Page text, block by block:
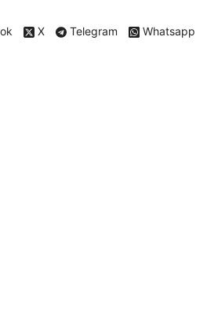
X Telegram Whatsapp